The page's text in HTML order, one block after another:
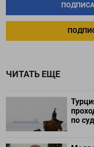
ЧИТАТЬ ЕЩЕ
по